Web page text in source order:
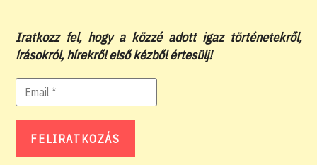
Iratkozz fel, hogy a közzé adott igaz történetekről,
írásokról, hírekről első kézből értesülj!